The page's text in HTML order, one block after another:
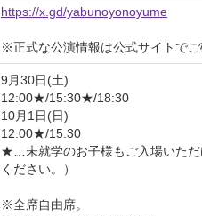
https://x.gd/yabunoyonoyume
※正式な公演情報は公式サイトでご
9月30日(土)
12:00★/15:30★/18:30
10月1日(日)
12:00★/15:30
★…未就学のお子様もご入場いただ
ください。）
※全席自由席。